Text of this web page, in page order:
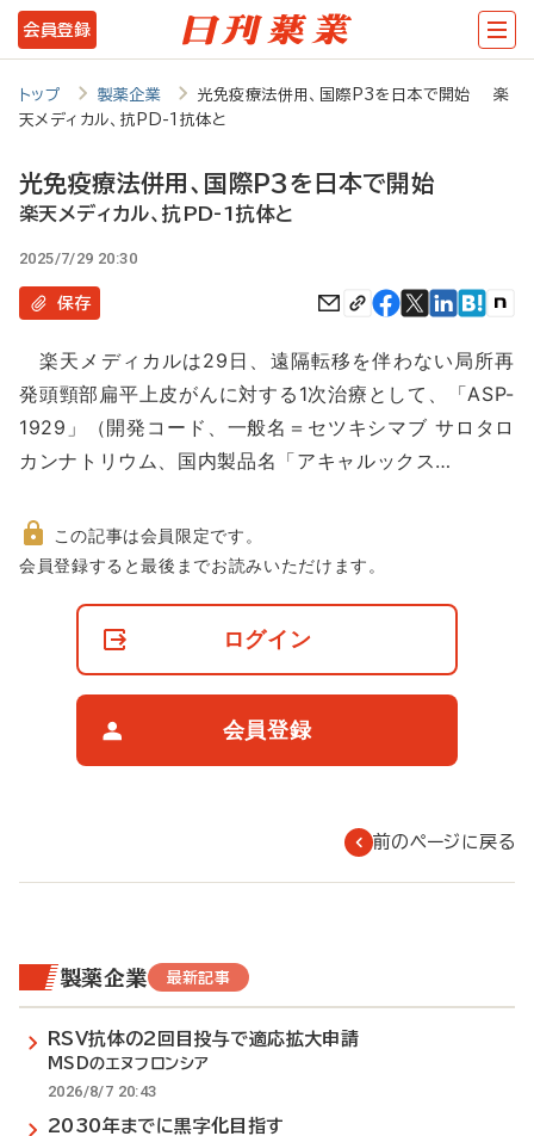
メ
イ
コ
テ
ツ
に
動
会員登録
トップ 製薬企業
光免疫療法併用、国際P3を日本で開始 楽
天メディカル、抗PD-1抗体と
光免疫療法併用、国際P3を日本で開始
楽天メディカル、抗PD-1抗体と
2025/7/29 20:30
保存
楽天メディカルは29日、遠隔転移を伴わない局所再
発頭頸部扁平上皮がんに対する1次治療として、「ASP-
1929」（開発コード、一般名＝セツキシマブ サロタロ
カンナトリウム、国内製品名「アキャルックス…
非
この記事は会員限定です。
会員登録すると最後までお読みいただけます。
ログイン
会員登録
前のページに戻る
製薬企業 最新記事
RSV抗体の2回目投与で適応拡大申請
MSDのエヌフロンシア
2026/8/7 20:43
2030年までに黒字化目指す